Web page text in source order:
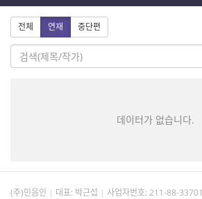
전체 연재 중단편
데이터가 없습니다.
(주)민음인 대표: 박근섭 사업자번호: 211-88-33701